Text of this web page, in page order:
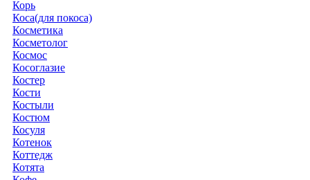
Корь
Коса(для покоса)
Косметика
Косметолог
Космос
Косоглазие
Костер
Кости
Костыли
Костюм
Косуля
Котенок
Коттедж
Котята